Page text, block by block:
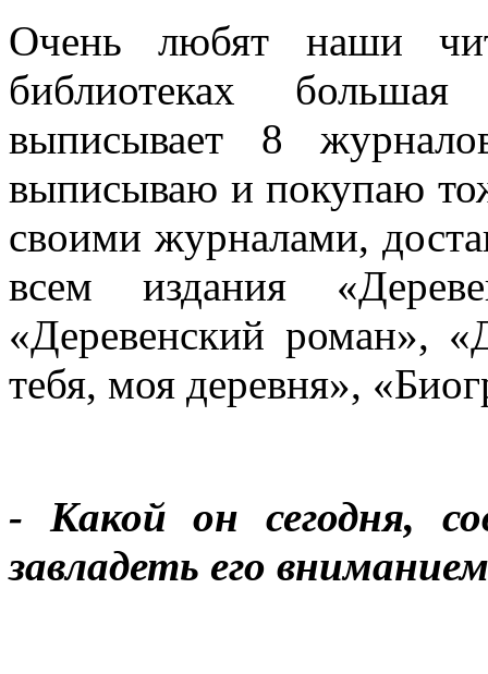
Очень любят наши
библиотеках
выписывает 8
выписываю и покупаю
своими журналами,
всем издания
«Деревенский роман»,
тебя, моя деревня»,
- Какой он сегодня,
завладеть его